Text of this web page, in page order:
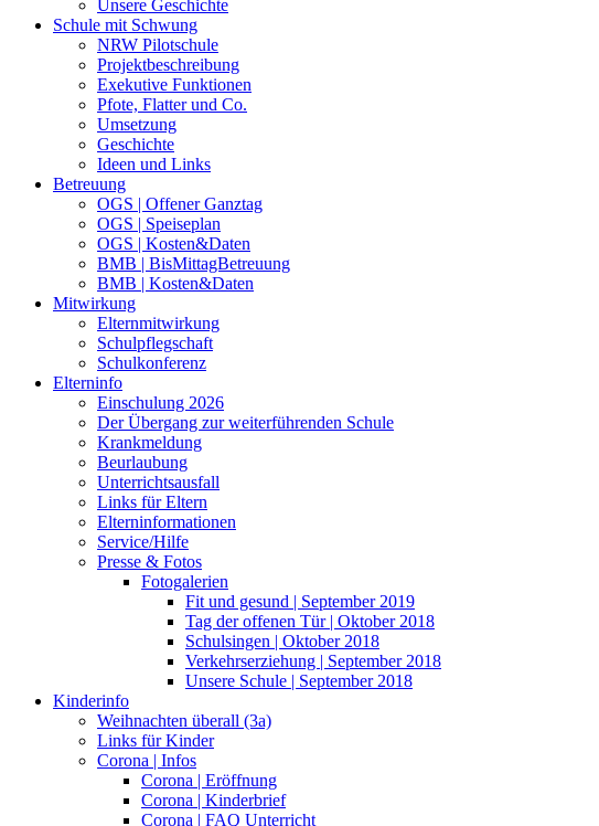
Unsere Geschichte
Schule mit Schwung
NRW Pilotschule
Projektbeschreibung
Exekutive Funktionen
Pfote, Flatter und Co.
Umsetzung
Geschichte
Ideen und Links
Betreuung
OGS | Offener Ganztag
OGS | Speiseplan
OGS | Kosten&Daten
BMB | BisMittagBetreuung
BMB | Kosten&Daten
Mitwirkung
Elternmitwirkung
Schulpflegschaft
Schulkonferenz
Elterninfo
Einschulung 2026
Der Übergang zur weiterführenden Schule
Krankmeldung
Beurlaubung
Unterrichtsausfall
Links für Eltern
Elterninformationen
Service/Hilfe
Presse & Fotos
Fotogalerien
Fit und gesund | September 2019
Tag der offenen Tür | Oktober 2018
Schulsingen | Oktober 2018
Verkehrserziehung | September 2018
Unsere Schule | September 2018
Kinderinfo
Weihnachten überall (3a)
Links für Kinder
Corona | Infos
Corona | Eröffnung
Corona | Kinderbrief
Corona | FAQ Unterricht